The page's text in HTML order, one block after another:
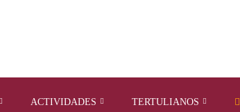
ACTIVIDADES TERTULIANOS